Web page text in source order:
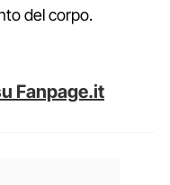
del corpo.
Fanpage.it